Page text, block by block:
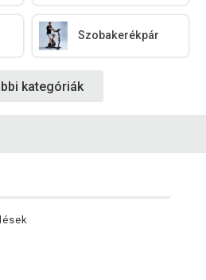
Szobakerékpár
kategóriák